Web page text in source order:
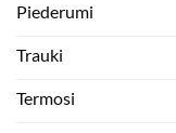
Piederumi
Trauki
Termosi